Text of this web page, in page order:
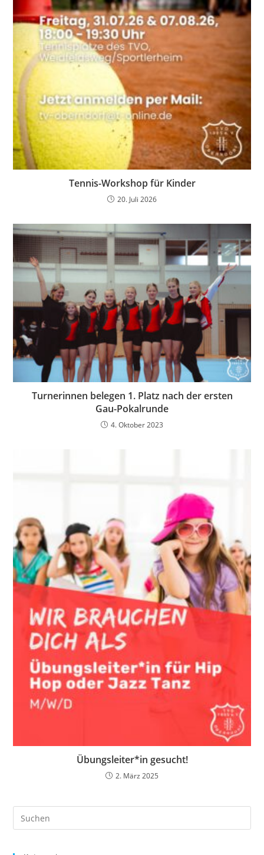
Tennis-Workshop für Kinder
20. Juli 2026
Turnerinnen belegen 1. Platz nach der ersten
Gau-Pokalrunde
4. Oktober 2023
Übungsleiter*in gesucht!
2. März 2025